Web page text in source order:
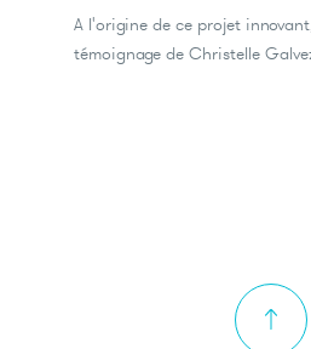
A l'origine de ce projet
témoignage de Christelle